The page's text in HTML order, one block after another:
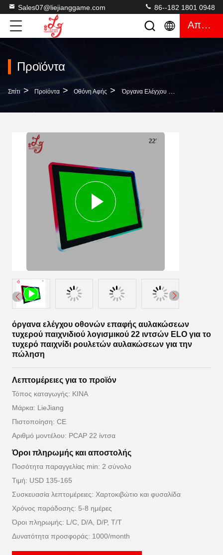
Sales07@liejianggame.com 86--182 1801 0948
Απόσπασμα
Προϊόντα
Σπίτι > Προϊόντα > Οθόνη Αφής > Όργανα Ελέγχου Οθονών Επαφής Αυλακώσεων Τυχερού Παιχνιδιού Λογισμικού 22 Ιντσών ELO Για Το Τυχερό Παιχνίδι Ρουλετών Αυλακώσεων Για Την Πώληση
όργανα ελέγχου οθονών επαφής αυλακώσεων
τυχερού παιχνιδιού λογισμικού 22 ιντσών ELO για το
τυχερό παιχνίδι ρουλετών αυλακώσεων για την
πώληση
Λεπτομέρειες για το προϊόν
Τόπος καταγωγής: ΚΙΝΑ
Μάρκα: LieJiang
Πιστοποίηση: CE
Αριθμό μοντέλου: PCAP 22 ίντσα
Όροι πληρωμής και αποστολής
Ποσότητα παραγγελίας min: 2 σύνολο
Τιμή: USD 135-165
Συσκευασία λεπτομέρειες: Χαρτοκιβώτιο και φυσαλίδα
Χρόνος παράδοσης: 5-8 ημέρες
Όροι πληρωμής: L/C, D/A, D/P, T/T
Δυνατότητα προσφοράς: 1000/month